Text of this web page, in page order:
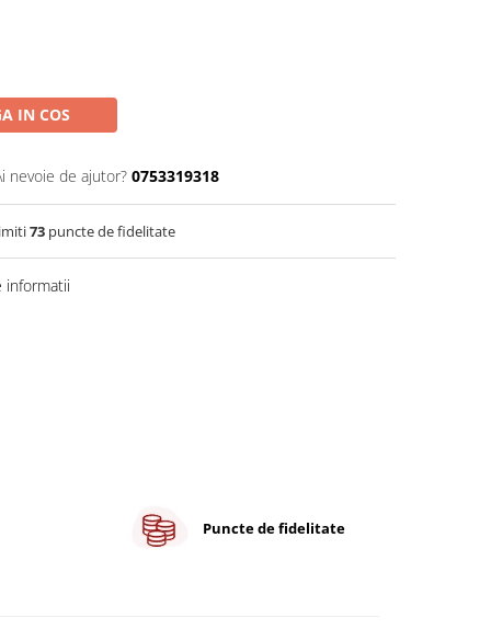
IN COS
nevoie de ajutor? 0753319318
73 puncte de fidelitate
informatii
Puncte de fidelitate